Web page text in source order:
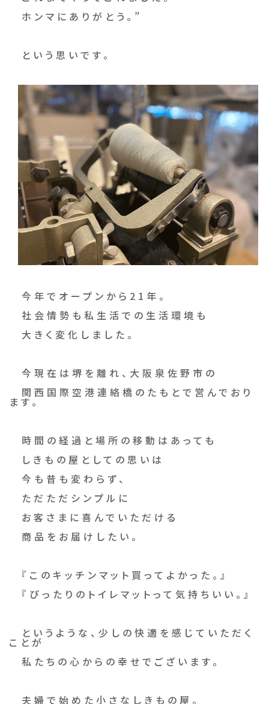
ホンマにありがとう。”
という思いです。
今年でオープンから21年。
社会情勢も私生活での生活環境も
大きく変化しました。
今現在は堺を離れ、大阪泉佐野市の
関西国際空港連絡橋のたもとで営んでおり
ます。
時間の経過と場所の移動はあっても
しきもの屋としての思いは
今も昔も変わらず、
ただただシンプルに
お客さまに喜んでいただける
商品をお届けしたい。
『このキッチンマット買ってよかった。』
『ぴったりのトイレマットって気持ちいい。』
というような、少しの快適を感じていただく
ことが
私たちの心からの幸せでございます。
夫婦で始めた小さなしきもの屋。